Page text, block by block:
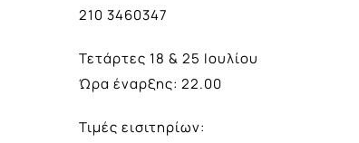
210 3460347
Τετάρτες 18 & 25 Ιουλίου
Ώρα έναρξης: 22.00
Τιμές εισιτηρίων: